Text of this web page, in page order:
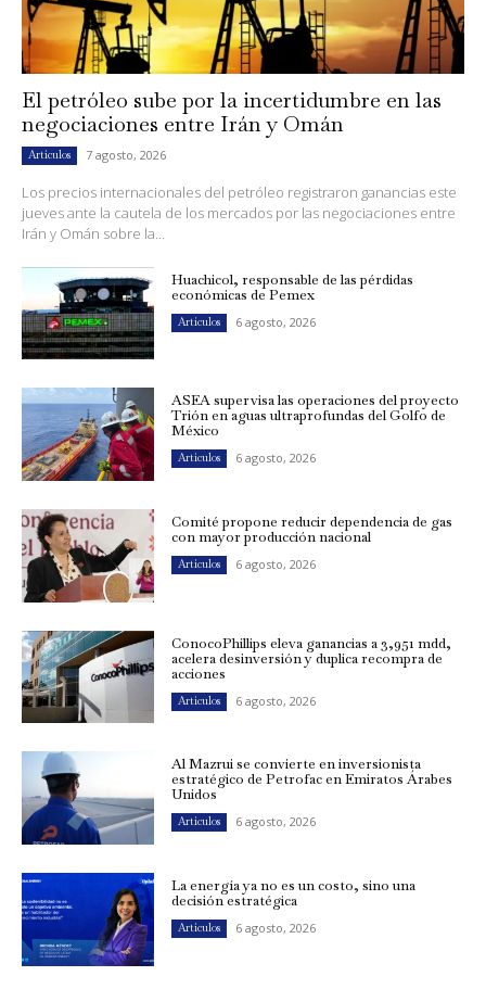
El petróleo sube por la incertidumbre en las
negociaciones entre Irán y Omán
Artículos 7 agosto, 2026
Los precios internacionales del petróleo registraron ganancias este
jueves ante la cautela de los mercados por las negociaciones entre
Irán y Omán sobre la...
Huachicol, responsable de las pérdidas
económicas de Pemex
Artículos 6 agosto, 2026
ASEA supervisa las operaciones del proyecto
Trión en aguas ultraprofundas del Golfo de
México
Artículos 6 agosto, 2026
Comité propone reducir dependencia de gas
con mayor producción nacional
Artículos 6 agosto, 2026
ConocoPhillips eleva ganancias a 3,951 mdd,
acelera desinversión y duplica recompra de
acciones
Artículos 6 agosto, 2026
Al Mazrui se convierte en inversionista
estratégico de Petrofac en Emiratos Árabes
Unidos
Artículos 6 agosto, 2026
La energía ya no es un costo, sino una
decisión estratégica
Artículos 6 agosto, 2026